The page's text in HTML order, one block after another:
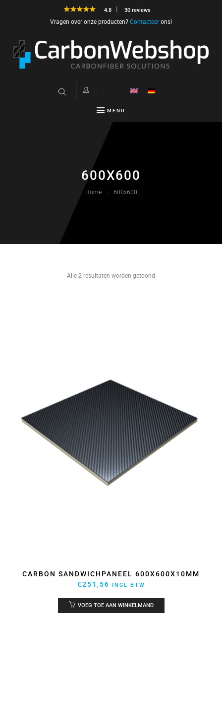
4.8 30 reviews
Vragen over onze producten? Contacteer ons!
MENU
600X600
Home 600x600
Alle 2 resultaten worden getoond
CARBON SANDWICHPANEEL 600X600X10MM
€251,56 INCL BTW
VOEG TOE AAN WINKELMAND